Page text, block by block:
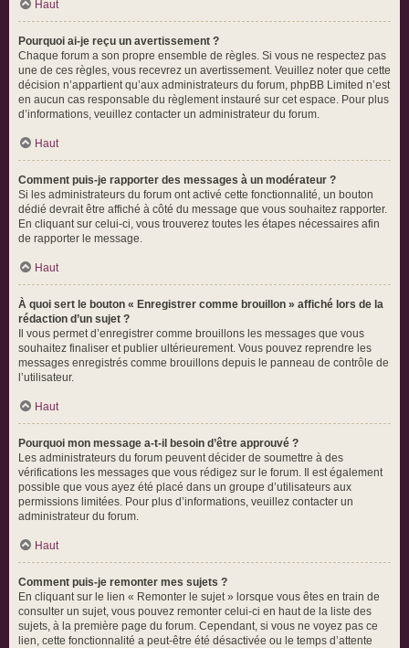
Haut
Pourquoi ai-je reçu un avertissement ?
Chaque forum a son propre ensemble de règles. Si vous ne respectez pas
une de ces règles, vous recevrez un avertissement. Veuillez noter que cette
décision n’appartient qu’aux administrateurs du forum, phpBB Limited n’est
en aucun cas responsable du règlement instauré sur cet espace. Pour plus
d’informations, veuillez contacter un administrateur du forum.
Haut
Comment puis-je rapporter des messages à un modérateur ?
Si les administrateurs du forum ont activé cette fonctionnalité, un bouton
dédié devrait être affiché à côté du message que vous souhaitez rapporter.
En cliquant sur celui-ci, vous trouverez toutes les étapes nécessaires afin
de rapporter le message.
Haut
À quoi sert le bouton « Enregistrer comme brouillon » affiché lors de la
rédaction d’un sujet ?
Il vous permet d’enregistrer comme brouillons les messages que vous
souhaitez finaliser et publier ultérieurement. Vous pouvez reprendre les
messages enregistrés comme brouillons depuis le panneau de contrôle de
l’utilisateur.
Haut
Pourquoi mon message a-t-il besoin d’être approuvé ?
Les administrateurs du forum peuvent décider de soumettre à des
vérifications les messages que vous rédigez sur le forum. Il est également
possible que vous ayez été placé dans un groupe d’utilisateurs aux
permissions limitées. Pour plus d’informations, veuillez contacter un
administrateur du forum.
Haut
Comment puis-je remonter mes sujets ?
En cliquant sur le lien « Remonter le sujet » lorsque vous êtes en train de
consulter un sujet, vous pouvez remonter celui-ci en haut de la liste des
sujets, à la première page du forum. Cependant, si vous ne voyez pas ce
lien, cette fonctionnalité a peut-être été désactivée ou le temps d’attente